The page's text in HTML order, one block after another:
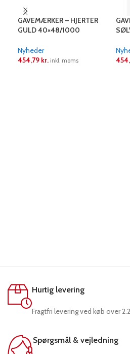
GAVEMÆRKER – HJERTER
GULD 40×48/1000
Nyheder
454,79 kr. inkl. moms
Hurtig levering
Fragtfri levering ved køb over
Spørgsmål & vejledning